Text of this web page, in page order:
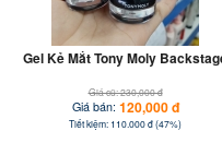
Gel Kẻ Mắt Tony Moly
Giá cũ: 230,000 đ
Giá bán: 120,000 đ
Tiết kiệm: 110.000 đ (47%)